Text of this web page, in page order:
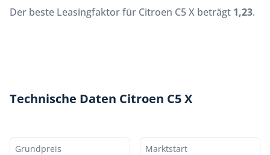
Der beste Leasingfaktor für Citroen C5 X beträgt 1,23.
Technische Daten Citroen C5 X
Grundpreis Marktstart